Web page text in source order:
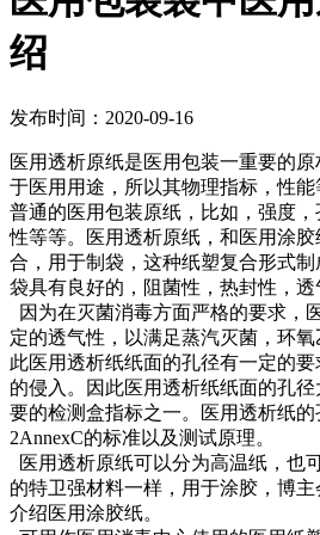
绍
发布时间：2020-09-16
医用透析原纸是医用包装一重要的
于医用用途，所以其物理指标，性
普通的医用包装原纸，比如，强度
性等等。医用透析原纸，和医用涂
合，用于制袋，这种纸塑复合形式
袋具有良好的，阻菌性，热封性，透
因为在灭菌消毒方面严格的要求，
定的透气性，以满足蒸汽灭菌，环
此医用透析纸纸面的孔径有一定的
的侵入。因此医用透析纸纸面的孔
要的检测盒指标之一。医用透析纸
2AnnexC的标准以及测试原理。
医用透析原纸可以分为高温纸，也
的特卫强材料一样，用于涂胶，博
介绍医用涂胶纸。